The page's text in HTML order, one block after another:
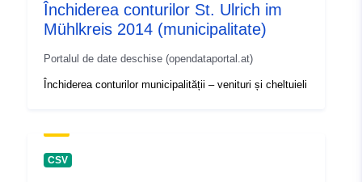
Închiderea conturilor St. Ulrich im
Mühlkreis 2014 (municipalitate)
Portalul de date deschise (opendataportal.at)
Închiderea conturilor municipalității – venituri și cheltuieli
CSV